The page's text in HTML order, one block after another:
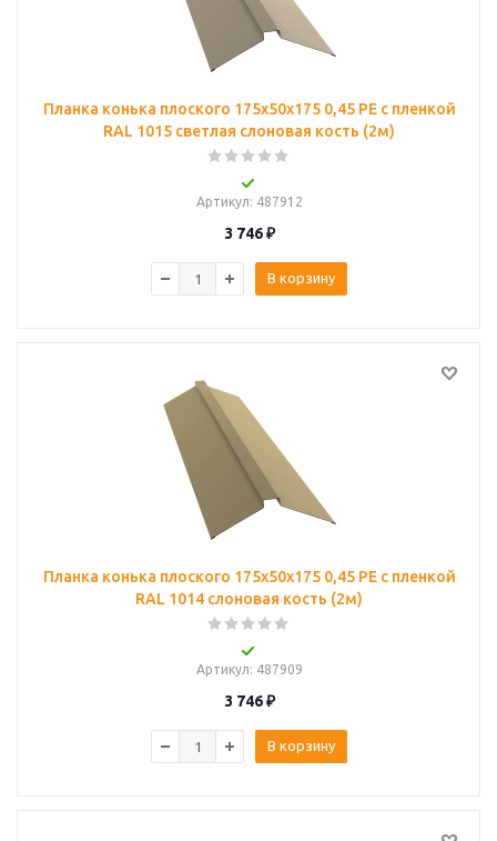
Планка конька плоского 175х50х175 0,45 PE с пленкой
RAL 1015 светлая слоновая кость (2м)
Артикул: 487912
3 746₽
В корзину
Планка конька плоского 175х50х175 0,45 PE с пленкой
RAL 1014 слоновая кость (2м)
Артикул: 487909
3 746₽
В корзину